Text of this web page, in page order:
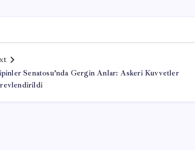
Senatosu’nda Gergin Anlar: Askeri Kuvvetler